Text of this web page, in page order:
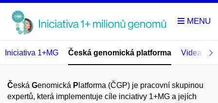
Iniciativa 1+MG Česká genomická platforma Videa o
Česká Genomická P latforma (ČGP) je pracovní skupinou
expertů, která implementuje cíle inciativy 1+MG a jejích